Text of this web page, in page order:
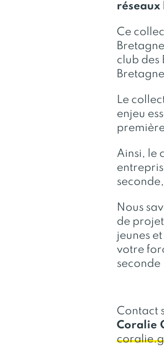
réseaux
Ce
club des
Le
enjeu
Ainsi, le
Nous
de
jeunes
votre
seconde
Contact
Coralie